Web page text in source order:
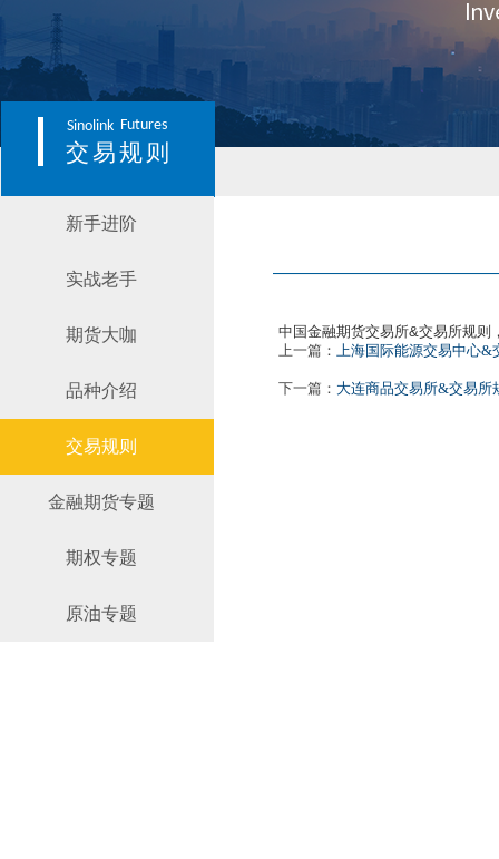
Sinolink Futures
交易规则
新手进阶
实战老手
期货大咖
品种介绍
交易规则
金融期货专题
期权专题
原油专题
中国金融期货交易所&交易所规则
上一篇： 上海国际能源交易中心&
下一篇： 大连商品交易所&交易所